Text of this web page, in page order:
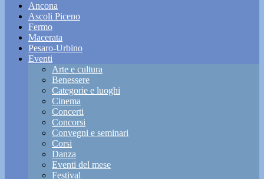
Ancona
Ascoli Piceno
Fermo
Macerata
Pesaro-Urbino
Eventi
Arte e cultura
Benessere
Categorie e luoghi
Cinema
Concerti
Concorsi
Convegni e seminari
Corsi
Danza
Eventi del mese
Festival